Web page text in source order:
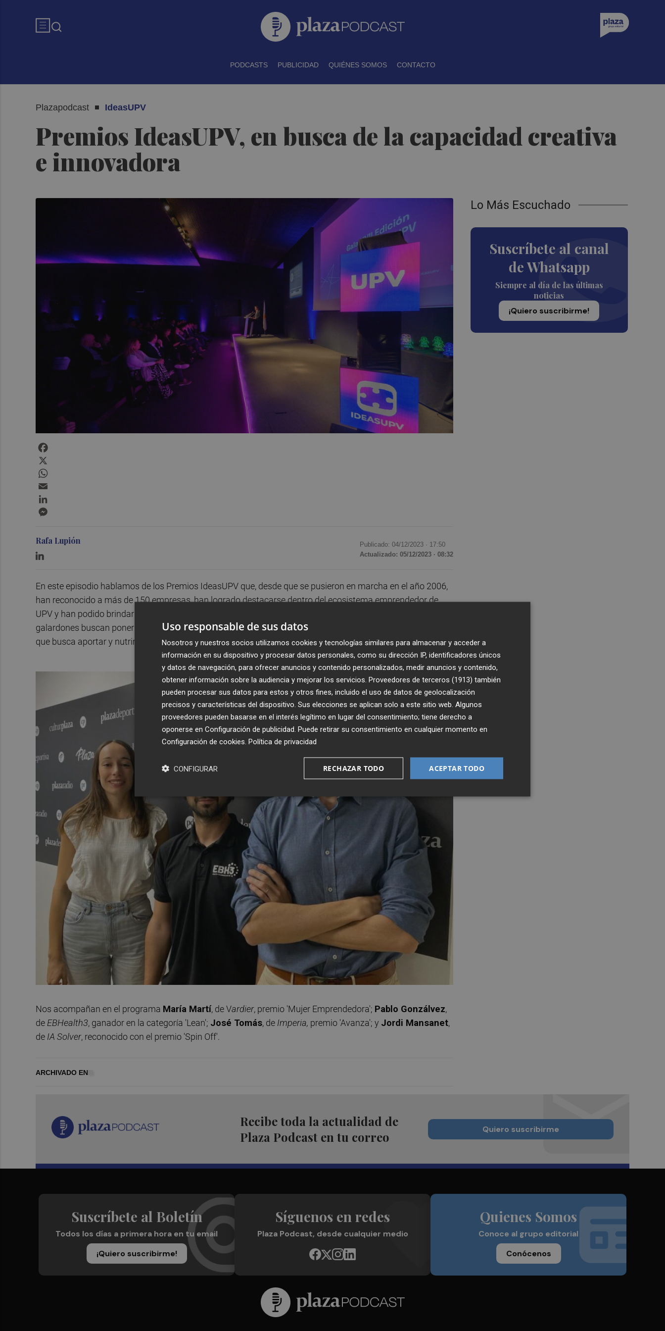
PODCASTS PUBLICIDAD QUIÉNES SOMOS CONTACTO
Plazapodcast IdeasUPV
Premios IdeasUPV, en busca de la capacidad creativa
e innovadora
Lo Más Escuchado
Suscríbete al canal
de Whatsapp
Siempre al día de las últimas
noticias
¡Quiero suscribirme!
Rafa Lupión Publicado: 04/12/2023 · 17:50
Actualizado: 05/12/2023 · 08:32
En este episodio hablamos de los Premios IdeasUPV que, desde que se pusieron en marcha en el año 2006,
han reconocido a más de 150 empresas, han logrado destacarse dentro del ecosistema emprendedor de
UPV y han podido brindar soluciones y servicios con un tinte innovador, sostenible y vanguardista. Estos
galardones buscan poner en valor no sólo la capacidad creativa e innovadora, sino la propuesta de negocio
que busca aportar y nutrir el mercado valenciano y nacional.
Nos acompañan en el programa María Martí, de Vardier, premio 'Mujer Emprendedora'; Pablo Gonzálvez,
de EBHealth3, ganador en la categoría 'Lean'; José Tomás, de Imperia, premio 'Avanza'; y Jordi Mansanet,
de IA Solver, reconocido con el premio 'Spin Off'.
ARCHIVADO EN
Recibe toda la actualidad de
Plaza Podcast en tu correo
Quiero suscribirme
Suscríbete al Boletín
Todos los días a primera hora en tu email
¡Quiero suscribirme!
Síguenos en redes
Plaza Podcast, desde cualquier medio
Quienes Somos
Conoce al grupo editorial
Conócenos
Uso responsable de sus datos
Nosotros y nuestros socios utilizamos cookies y tecnologías similares para almacenar y acceder a
información en su dispositivo y procesar datos personales, como su dirección IP, identificadores únicos
y datos de navegación, para ofrecer anuncios y contenido personalizados, medir anuncios y contenido,
obtener información sobre la audiencia y mejorar los servicios. Proveedores de terceros (1913) también
pueden procesar sus datos para estos y otros fines, incluido el uso de datos de geolocalización
precisos y características del dispositivo. Sus elecciones se aplican solo a este sitio web. Algunos
proveedores pueden basarse en el interés legítimo en lugar del consentimiento; tiene derecho a
oponerse en Configuración de publicidad . Puede retirar su consentimiento en cualquier momento en
Configuración de cookies Política de privacidad
ACEPTAR TODO
RECHAZAR TODO
CONFIGURAR